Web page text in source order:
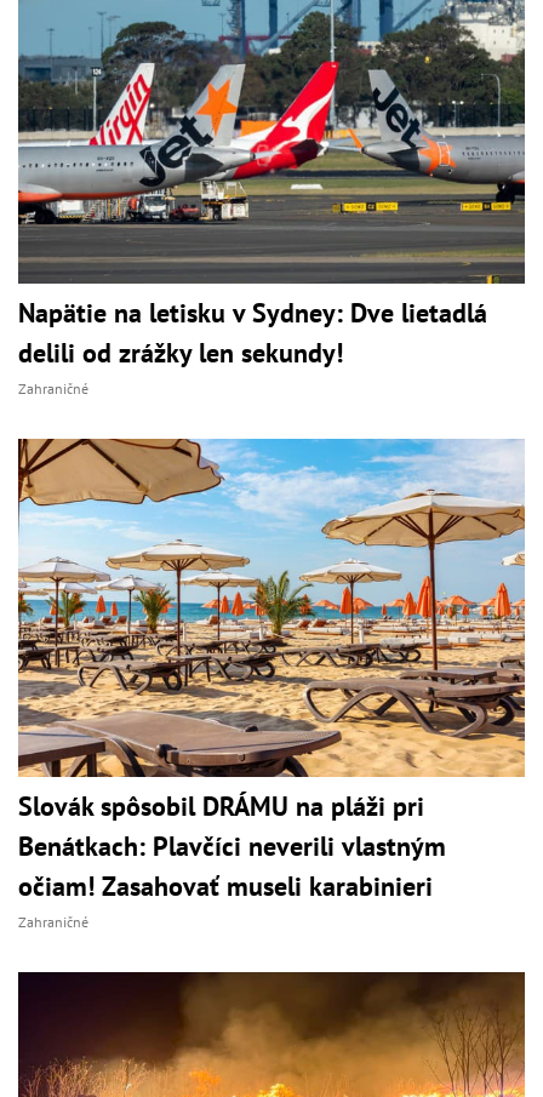
Napätie na letisku v Sydney: Dve lietadlá
delili od zrážky len sekundy!
Zahraničné
Slovák spôsobil DRÁMU na pláži pri
Benátkach: Plavčíci neverili vlastným
očiam! Zasahovať museli karabinieri
Zahraničné